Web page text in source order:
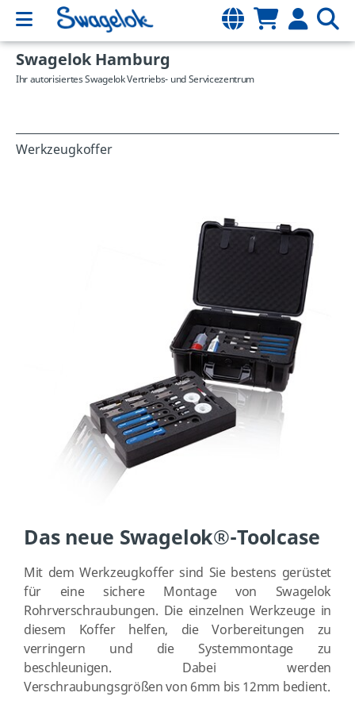
Swagelok Hamburg
Ihr autorisiertes Swagelok Vertriebs- und Servicezentrum
Werkzeugkoffer
Das neue Swagelok®-Toolcase
Mit dem Werkzeugkoffer sind Sie bestens gerüstet
für eine sichere Montage von Swagelok
Rohrverschraubungen. Die einzelnen Werkzeuge in
diesem Koffer helfen, die Vorbereitungen zu
verringern und die Systemmontage zu
beschleunigen. Dabei werden
Verschraubungsgrößen von 6mm bis 12mm bedient.